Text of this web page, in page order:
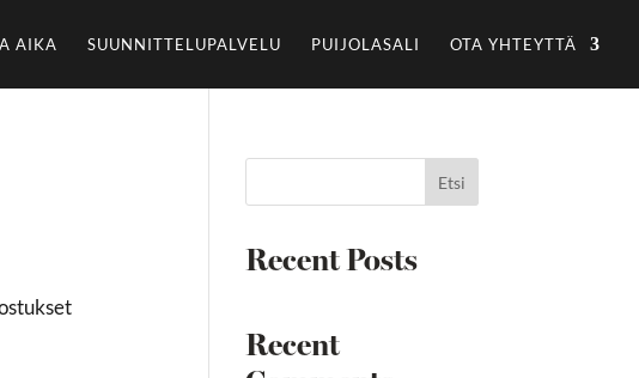
AIKA SUUNNITTELUPALVELU PUIJOLASALI OTA YHTEYTTÄ
Etsi
Recent Posts
Recent